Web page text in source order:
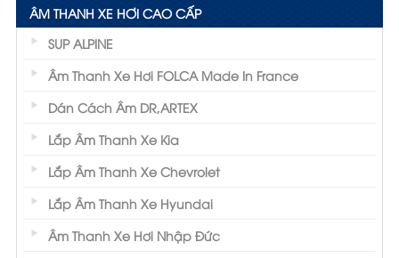
ÂM THANH XE HƠI CAO CẤP
SUP ALPINE
Âm Thanh Xe Hơi FOLCA Made In France
Dán Cách Âm DR,ARTEX
Lắp Âm Thanh Xe Kia
Lắp Âm Thanh Xe Chevrolet
Lắp Âm Thanh Xe Hyundai
Âm Thanh Xe Hơi Nhập Đức